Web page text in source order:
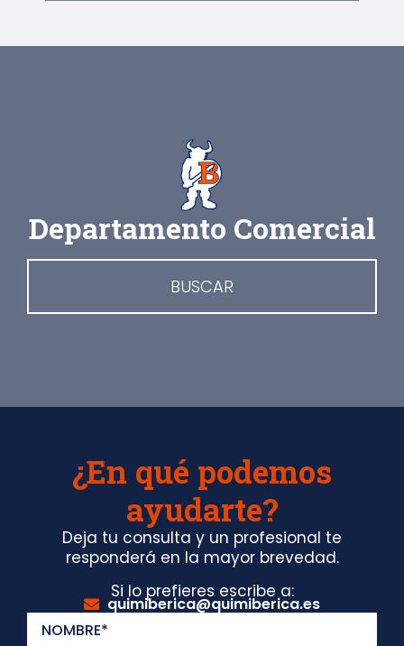
Departamento Comercial
BUSCAR
¿En qué podemos
ayudarte?
Deja tu consulta y un profesional te
responderá en la mayor brevedad.
Si lo prefieres escribe a:
quimiberica@quimiberica.es